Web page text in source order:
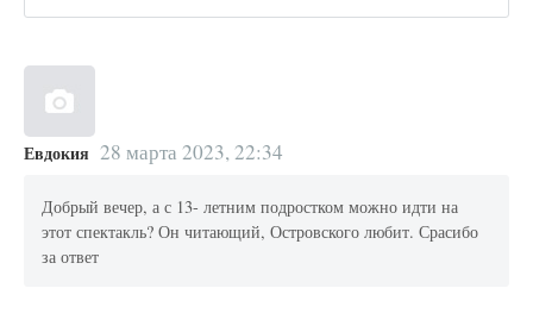
Евдокия 28 марта 2023, 22:34
Добрый вечер, а с 13- летним подростком можно идти на
этот спектакль? Он читающий, Островского любит. Срасибо
за ответ